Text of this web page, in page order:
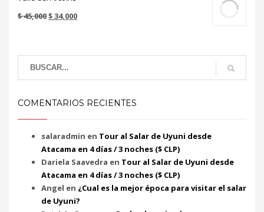
$45,000$34,000
COMENTARIOS RECIENTES
salaradmin en Tour al Salar de Uyuni desde
Atacama en 4 días / 3 noches ($ CLP)
Dariela Saavedra en Tour al Salar de Uyuni desde
Atacama en 4 días / 3 noches ($ CLP)
Angel en ¿Cual es la mejor época para visitar el salar
de Uyuni?